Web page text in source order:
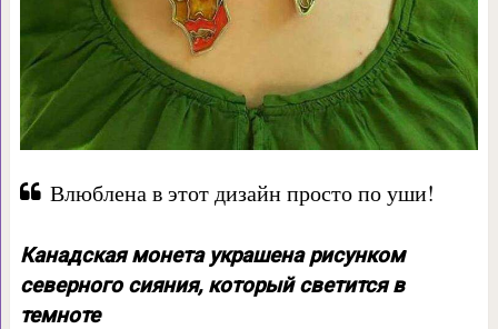
Влюблена в этот дизайн просто по уши!
Канадская монета украшена рисунком
северного сияния, который светится в
темноте